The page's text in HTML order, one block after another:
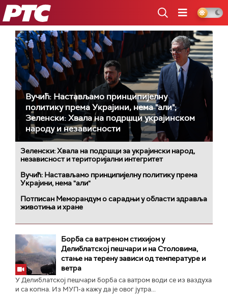
РТС
Вучић: Настављамо принципијелну
политику према Украјини, нема "али";
Зеленски: Хвала на подршци украјинском
народу и независности
Зеленски: Хвала на подршци за украјински народ,
независност и територијални интегритет
Вучић: Настављамо принципијелну политику према
Украјини, нема "али"
Потписан Меморандум о сарадњи у области здравља
животиња и хране
Борба са ватреном стихијом у
Делиблатској пешчари и на Столовима,
стање на терену зависи од температуре и
ветра
У Делиблатској пешчари борба са ватром води се из ваздуха
и са копна. Из МУП-а кажу да је овог јутра...